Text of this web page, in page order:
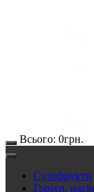
Всього: 0грн.
Сухофрукти
Горіхи,